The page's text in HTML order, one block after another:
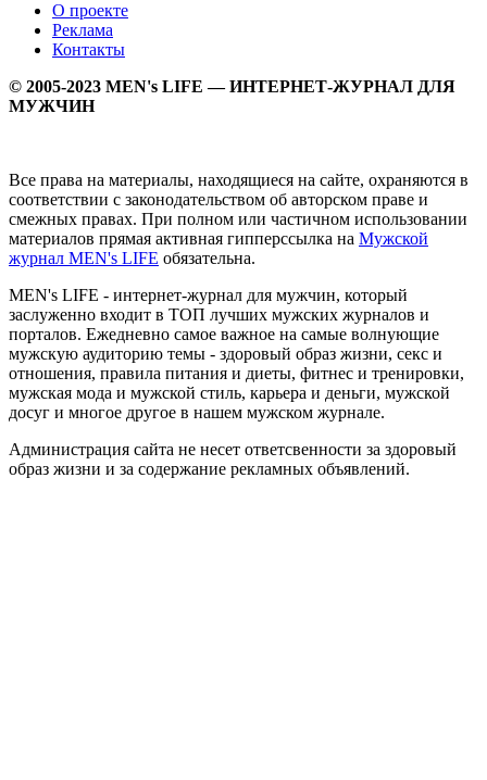
О проекте
Реклама
Контакты
© 2005-2023 MEN's LIFE — ИНТЕРНЕТ-ЖУРНАЛ ДЛЯ
МУЖЧИН
Все права на материалы, находящиеся на сайте, охраняются в
соответствии с законодательством об авторском праве и
смежных правах. При полном или частичном использовании
материалов прямая активная гипперссылка на Мужской
журнал MEN's LIFE обязательна.
MEN's LIFE - интернет-журнал для мужчин, который
заслуженно входит в ТОП лучших мужских журналов и
порталов. Ежедневно самое важное на самые волнующие
мужскую аудиторию темы - здоровый образ жизни, секс и
отношения, правила питания и диеты, фитнес и тренировки,
мужская мода и мужской стиль, карьера и деньги, мужской
досуг и многое другое в нашем мужском журнале.
Администрация сайта не несет ответсвенности за здоровый
образ жизни и за содержание рекламных объявлений.